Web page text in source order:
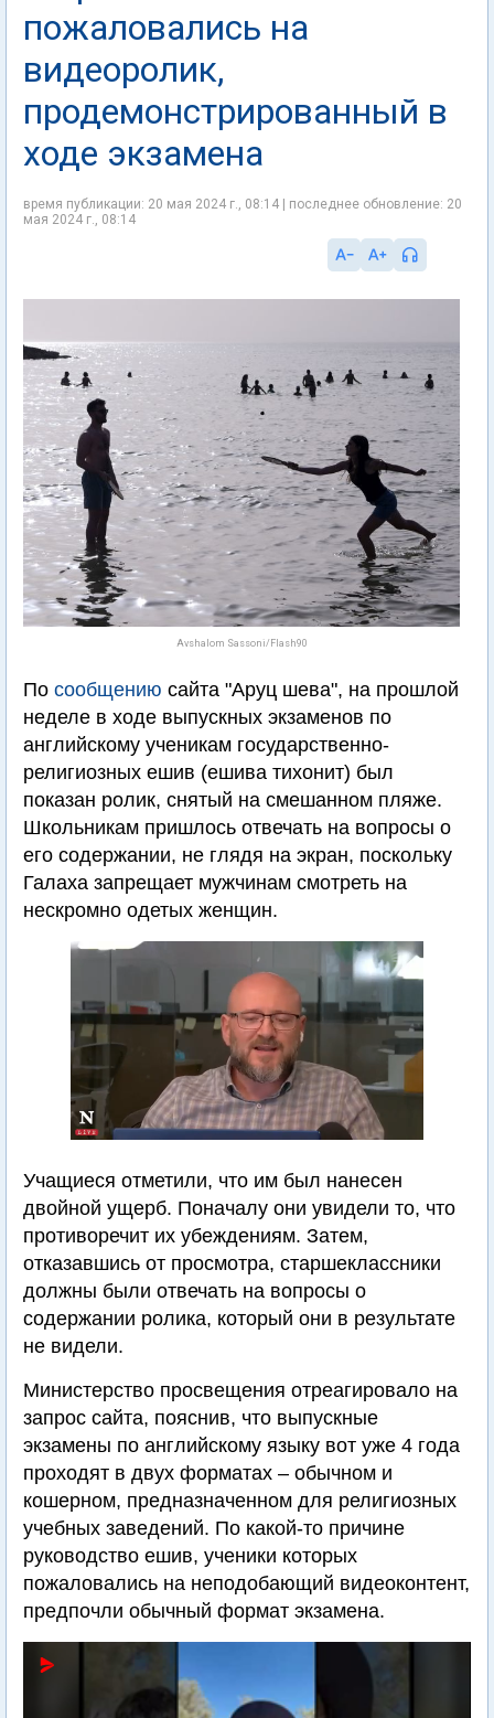
пожаловались на
видеоролик,
продемонстрированный в
ходе экзамена
время публикации: 20 мая 2024 г., 08:14 | последнее обновление: 20
мая 2024 г., 08:14
Avshalom Sassoni/Flash90
По сообщению сайта "Аруц шева", на прошлой
неделе в ходе выпускных экзаменов по
английскому ученикам государственно-
религиозных ешив (ешива тихонит) был
показан ролик, снятый на смешанном пляже.
Школьникам пришлось отвечать на вопросы о
его содержании, не глядя на экран, поскольку
Галаха запрещает мужчинам смотреть на
нескромно одетых женщин.
Учащиеся отметили, что им был нанесен
двойной ущерб. Поначалу они увидели то, что
противоречит их убеждениям. Затем,
отказавшись от просмотра, старшеклассники
должны были отвечать на вопросы о
содержании ролика, который они в результате
не видели.
Министерство просвещения отреагировало на
запрос сайта, пояснив, что выпускные
экзамены по английскому языку вот уже 4 года
проходят в двух форматах – обычном и
кошерном, предназначенном для религиозных
учебных заведений. По какой-то причине
руководство ешив, ученики которых
пожаловались на неподобающий видеоконтент,
предпочли обычный формат экзамена.